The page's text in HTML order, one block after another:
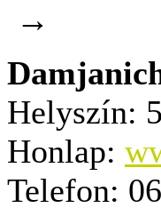
→
Helyszín:
Honlap:
Telefon: